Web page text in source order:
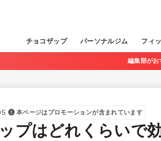
チョコザップ パーソナルジム フィ
編集部がお
本ページはプロモーションが含まれています
プはどれくらいで